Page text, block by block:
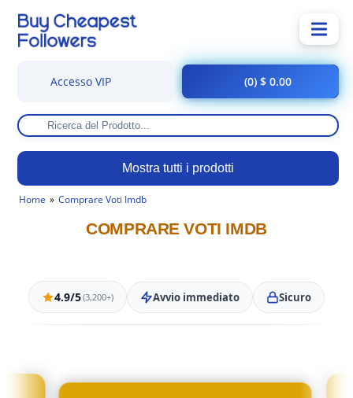
Mostra tutti i prodotti
Accesso VIP (0) $ 0.00
Home Comprare Voti Imdb
COMPRARE VOTI IMDB
4.9/5(3,200+) Avvio immediato Sicuro